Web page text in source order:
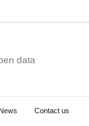
data
Contact us